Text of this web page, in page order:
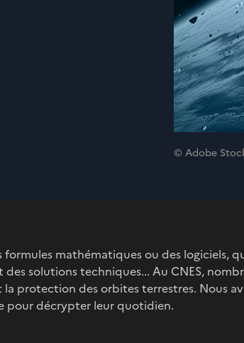
© Adobe
formules mathématiques ou des logiciels,
des solutions techniques... Au CNES,
protection des orbites terrestres. Nous
pour décrypter leur quotidien.